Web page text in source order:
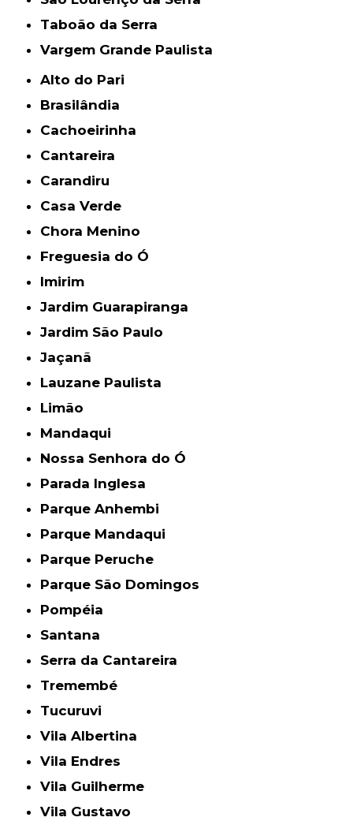
Taboão da Serra
Vargem Grande Paulista
Alto do Pari
Brasilândia
Cachoeirinha
Cantareira
Carandiru
Casa Verde
Chora Menino
Freguesia do Ó
Imirim
Jardim Guarapiranga
Jardim São Paulo
Jaçanã
Lauzane Paulista
Limão
Mandaqui
Nossa Senhora do Ó
Parada Inglesa
Parque Anhembi
Parque Mandaqui
Parque Peruche
Parque São Domingos
Pompéia
Santana
Serra da Cantareira
Tremembé
Tucuruvi
Vila Albertina
Vila Endres
Vila Guilherme
Vila Gustavo